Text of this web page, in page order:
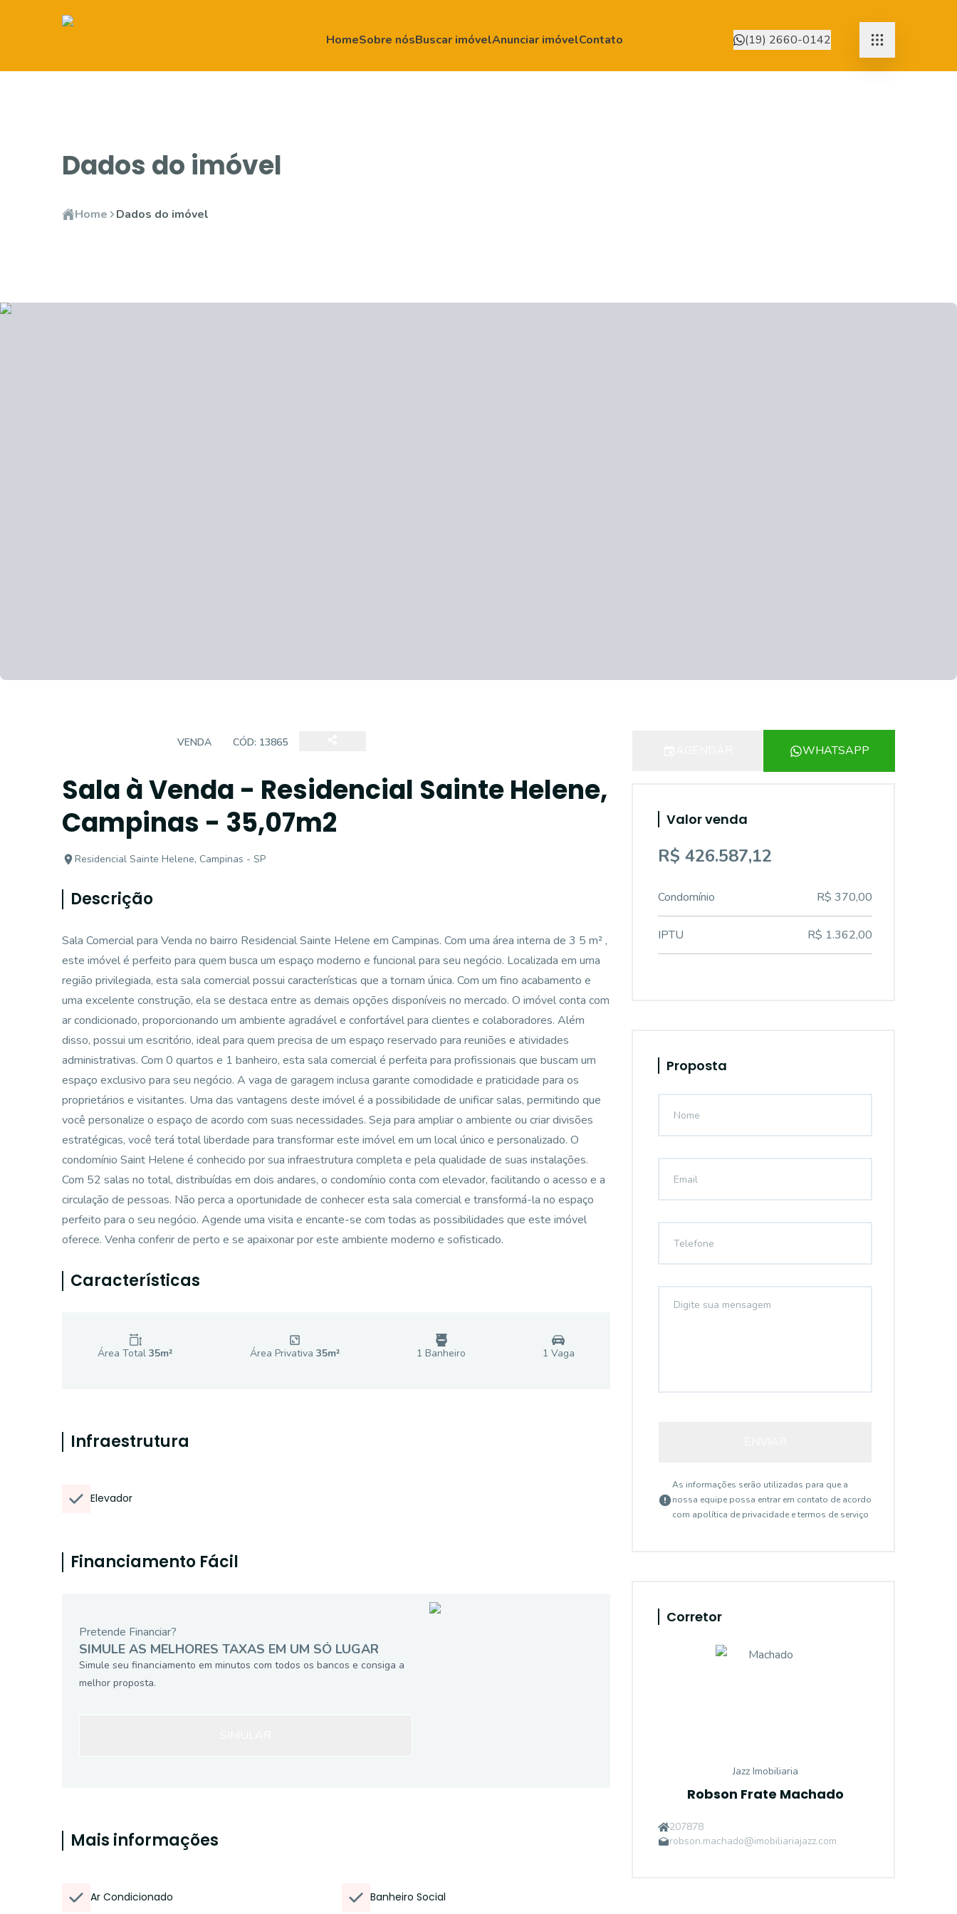
HomeSobre nósBuscar imóvelAnunciar imóvelContato (19) 2660-0142
Dados do imóvel
Home Dados do imóvel
VENDA CÓD: 13865
Sala à Venda - Residencial Sainte Helene,
Campinas - 35,07m2
Residencial Sainte Helene, Campinas - SP
Descrição
Sala Comercial para Venda no bairro Residencial Sainte Helene em Campinas. Com uma área interna de 3 5 m² ,
este imóvel é perfeito para quem busca um espaço moderno e funcional para seu negócio. Localizada em uma
região privilegiada, esta sala comercial possui características que a tornam única. Com um fino acabamento e
uma excelente construção, ela se destaca entre as demais opções disponíveis no mercado. O imóvel conta com
ar condicionado, proporcionando um ambiente agradável e confortável para clientes e colaboradores. Além
disso, possui um escritório, ideal para quem precisa de um espaço reservado para reuniões e atividades
administrativas. Com 0 quartos e 1 banheiro, esta sala comercial é perfeita para profissionais que buscam um
espaço exclusivo para seu negócio. A vaga de garagem inclusa garante comodidade e praticidade para os
proprietários e visitantes. Uma das vantagens deste imóvel é a possibilidade de unificar salas, permitindo que
você personalize o espaço de acordo com suas necessidades. Seja para ampliar o ambiente ou criar divisões
estratégicas, você terá total liberdade para transformar este imóvel em um local único e personalizado. O
condomínio Saint Helene é conhecido por sua infraestrutura completa e pela qualidade de suas instalações.
Com 52 salas no total, distribuídas em dois andares, o condomínio conta com elevador, facilitando o acesso e a
circulação de pessoas. Não perca a oportunidade de conhecer esta sala comercial e transformá-la no espaço
perfeito para o seu negócio. Agende uma visita e encante-se com todas as possibilidades que este imóvel
oferece. Venha conferir de perto e se apaixonar por este ambiente moderno e sofisticado.
Características
Área Total 35m² Área Privativa 35m² 1 Banheiro 1 Vaga
Infraestrutura
Elevador
Financiamento Fácil
Pretende Financiar?
SIMULE AS MELHORES TAXAS EM UM SÓ LUGAR
Simule seu financiamento em minutos com todos os bancos e consiga a
melhor proposta.
Mais informações
Ar Condicionado Banheiro Social
WHATSAPP
Valor venda
R$ 426.587,12
Condomínio R$ 370,00
IPTU R$ 1.362,00
Proposta
As informações serão utilizadas para que a
nossa equipe possa entrar em contato de acordo
com apolítica de privacidade e termos de serviço
Corretor
Jazz Imobiliaria
Robson Frate Machado
207878
robson.machado@imobiliariajazz.com